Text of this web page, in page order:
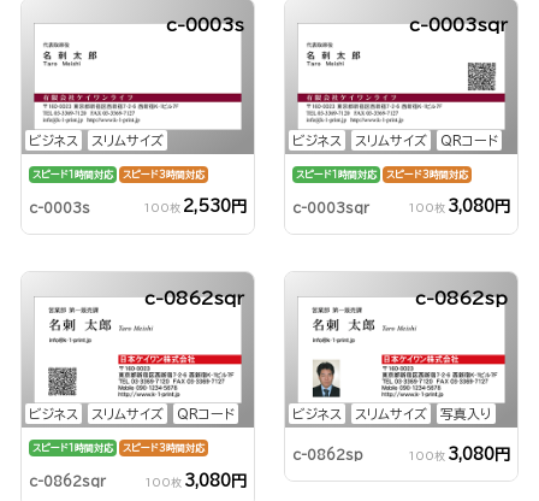
ビジネス スリムサイズ
c-0003s
スピード1時間対応 スピード3時間対応
c-0003s 100枚 2,530円
ビジネス スリムサイズ QRコード
c-0003sqr
スピード1時間対応 スピード3時間対応
c-0003sqr 100枚 3,080円
ビジネス スリムサイズ QRコード
c-0862sqr
スピード1時間対応 スピード3時間対応
c-0862sqr 100枚 3,080円
ビジネス スリムサイズ 写真入り
c-0862sp
c-0862sp 100枚 3,080円